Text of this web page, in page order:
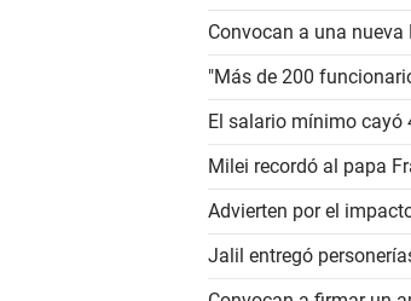
Convocan a una
"Más de 200
El salario mínimo cayó
Milei recordó al papa
Advierten por el
Jalil entregó